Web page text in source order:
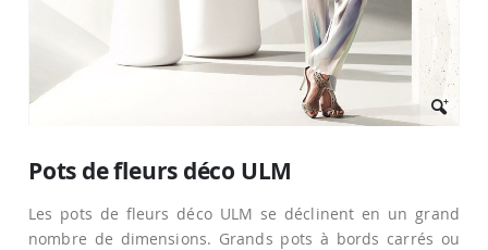
début
la
Galerie
Pots de fleurs déco ULM
Les pots de fleurs déco ULM se déclinent en un grand
nombre de dimensions. Grands pots à bords carrés ou